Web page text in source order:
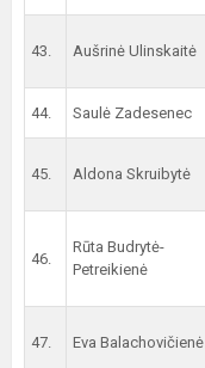
43. Aušrinė Ulinskaitė
44. Saulė Zadesenec
45. Aldona Skruibytė
46.
Rūta Budrytė-
Petreikienė
47. Eva Balachovičienė